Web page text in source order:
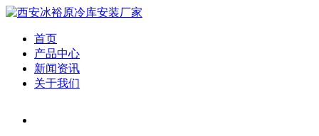
首页
产品中心
新闻资讯
关于我们